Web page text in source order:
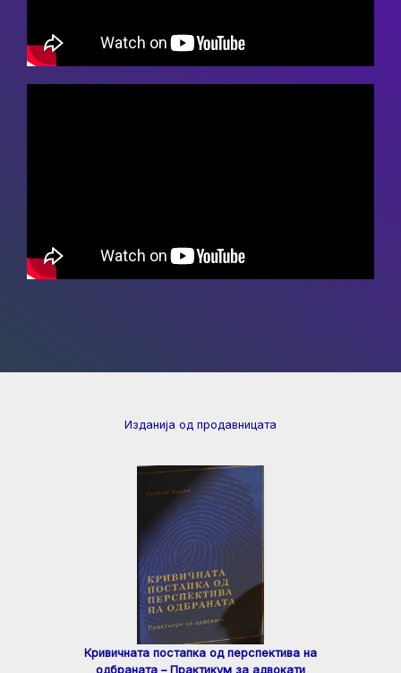
Изданија од продавницата
Кривичната постапка од перспектива на
одбраната – Практикум за адвокати